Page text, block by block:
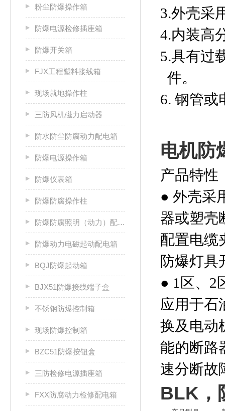
粉尘防爆操作箱
防爆电源检修插座箱
防爆开关箱
FJX工程塑料接线箱
现场就地操作柱
三防风机磁力启动器
防水防尘防腐动力配电箱
防爆电源操作箱
防爆仪表箱
防爆防腐操作柱
防爆防腐照明（动力）配电箱
防爆动力电磁起动配电箱
BQJ防爆起动箱
BJX51防爆接线端子盒
不锈钢防爆控制箱
现场防爆控制箱
BZC51防爆按钮盒
三防检修电源插座箱
FXX防腐动力检修配电箱
3.外壳采
4.内装高
5.具有过
件。
6. 钢管或
电机防
产品特性
● 外壳采
器或塑壳
配置电缆
防爆灯具
● 1区、2
应用于石
换及电动
能的断路
速分断故
BLK，